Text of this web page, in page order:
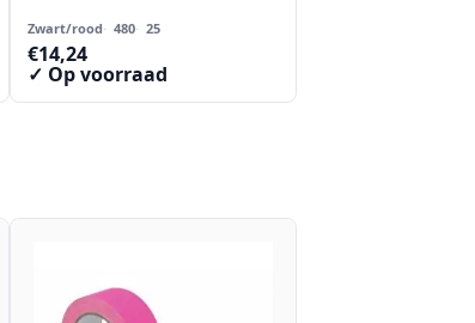
Zwart/rood 480 25
€14,24
✓ Op voorraad